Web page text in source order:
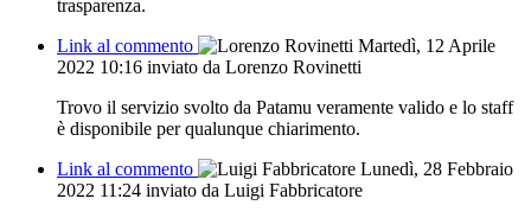
trasparenza.
Link al commento
Martedì, 12 Aprile
2022 10:16 inviato da Lorenzo Rovinetti
Trovo il servizio svolto da Patamu veramente valido e lo staff
è disponibile per qualunque chiarimento.
Link al commento
Lunedì, 28 Febbraio
2022 11:24 inviato da Luigi Fabbricatore